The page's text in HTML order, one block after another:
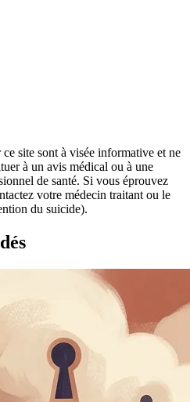
site sont à visée informative et ne
à un avis médical ou à une
de santé. Si vous éprouvez
votre médecin traitant ou le
du suicide).